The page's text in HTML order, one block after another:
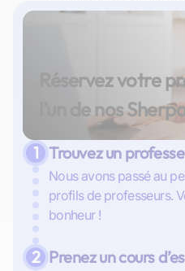
Réservez votre
l’un de nos
1 Trouvez un
Nous avons passé au
profils de professeurs.
bonheur !
2 Prenez un cours